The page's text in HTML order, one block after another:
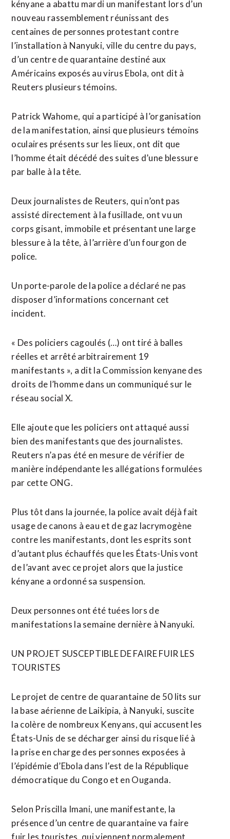
kényane a abattu mardi un manifestant lors d’un
nouveau rassemblement réunissant des
centaines de personnes protestant contre
l’installation à Nanyuki, ville du centre du pays,
d’un centre de quarantaine destiné aux
Américains exposés au virus Ebola, ont dit à
Reuters plusieurs témoins.
Patrick Wahome, qui a participé à l’organisation
de la manifestation, ainsi que plusieurs témoins
oculaires présents sur les lieux, ont dit que
l’homme était décédé des suites d’une blessure
par balle à la tête.
Deux journalistes de Reuters, qui n’ont pas
assisté directement à la fusillade, ont vu un
corps ​gisant, immobile et présentant une large
‌blessure à la tête, à l’arrière d’un fourgon de
police.
Un porte-parole de la police a déclaré ​ne pas
disposer d’informations concernant cet
incident.
« Des ⁠policiers cagoulés (…) ont tiré à balles
réelles et arrêté arbitrairement 19
manifestants », a dit la Commission kenyane des
droits de l’homme dans ‌un communiqué sur le
réseau social X.
Elle ‌ajoute que les policiers ont attaqué aussi
bien des manifestants que des journalistes.
Reuters n’a pas été en mesure de vérifier de
manière indépendante les allégations formulées
par cette ONG.
Plus tôt dans la journée, la police avait déjà fait
usage de canons à eau et de gaz lacrymogène
contre les manifestants, dont les esprits sont
d’autant plus échauffés que ​les États-Unis vont
de l’avant avec ce projet alors que la justice
kényane a ordonné sa suspension.
Deux personnes ont été tuées lors de
manifestations la semaine dernière à Nanyuki.
UN PROJET SUSCEPTIBLE DE FAIRE FUIR LES
TOURISTES
Le projet de centre de quarantaine de 50 lits sur
la base aérienne de Laikipia, à Nanyuki, suscite
la colère de nombreux Kenyans, qui accusent les
États-Unis de se décharger ainsi du risque lié à
la prise en charge des personnes exposées à
l’épidémie d’Ebola dans l’est de la République
démocratique du Congo et en Ouganda.
Selon Priscilla Imani, une manifestante, la
présence d’un centre de quarantaine va faire
fuir ⁠les touristes, qui viennent normalement